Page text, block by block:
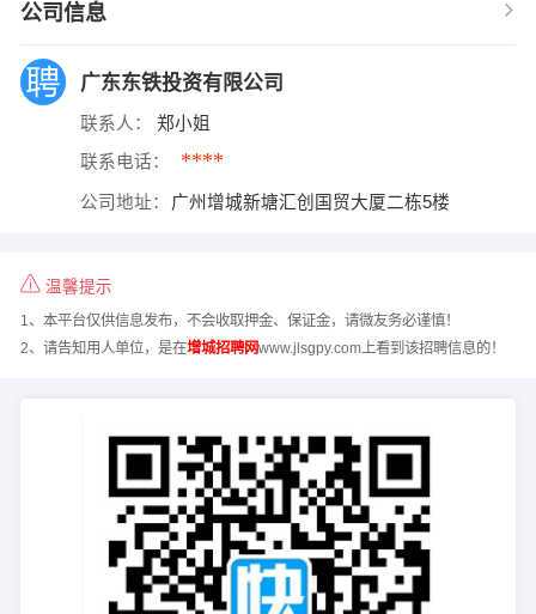
公司信息
广东东铁投资有限公司
联系人： 郑小姐
联系电话： ****
公司地址： 广州增城新塘汇创国贸大厦二栋5楼
温馨提示
1、本平台仅供信息发布，不会收取押金、保证金，请微友务必谨慎！
2、请告知用人单位，是在增城招聘网www.jlsgpy.com上看到该招聘信息的！